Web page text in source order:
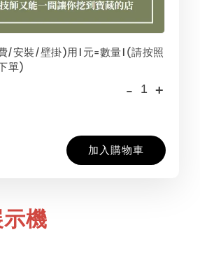
/安裝/壁掛)用1元=數量1(請按照
單)
- +
加入購物車
機